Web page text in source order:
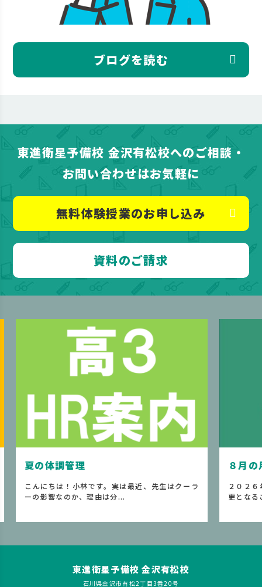
ブログを読む
東進衛星予備校 金沢有松校へのご相談・
お問い合わせはお気軽に
無料体験授業のお申し込み
資料のご請求
近、先生はクーラ
２０２６年８月の月間予定です。 ※事情によ
更となることがあります...
東進衛星予備校 金沢有松校
石川県金沢市有松2丁目3番20号